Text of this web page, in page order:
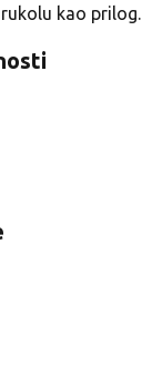
kao prilog.